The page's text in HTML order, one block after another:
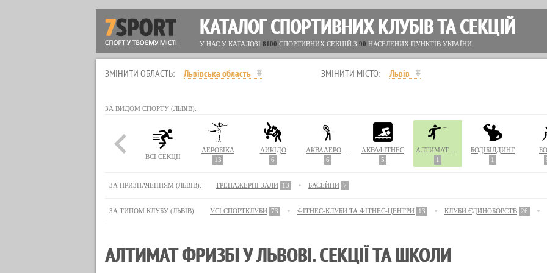
КАТАЛОГ СПОРТИВНИХ КЛУБІВ ТА СЕКЦІЙ
У НАС У КАТАЛОЗІ 8100 СПОРТИВНИХ СЕКЦІЙ З 90 НАСЕЛЕНИХ ПУНКТІВ УКРАЇНИ
ЗМІНИТИ ОБЛАСТЬ: Львівська область ЗМІНИТИ МІСТО: Львів
ЗА ВИДОМ СПОРТУ (ЛЬВІВ):
ВСІ СЕКЦІЇ
АЕРОБІКА
13
АЙКІДО
6
6
АКВАФІТНЕС
5
1
БОДІБІЛДИНГ
1
ЗА ПРИЗНАЧЕННЯМ (ЛЬВІВ): ТРЕНАЖЕРНІ ЗАЛИ 13 БАСЕЙНИ 7
ЗА ТИПОМ КЛУБУ (ЛЬВІВ): УСІ СПОРТКЛУБИ 73 ФІТНЕС-КЛУБИ ТА ФІТНЕС-ЦЕНТРИ 13 КЛУБИ ЄДИНОБОРСТВ 26
АЛТИМАТ ФРИЗБІ У ЛЬВОВІ. СЕКЦІЇ ТА ШКОЛИ